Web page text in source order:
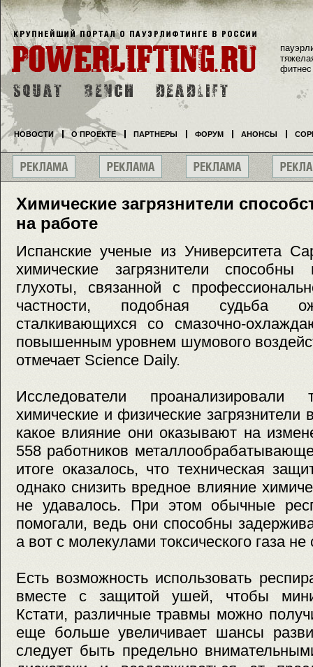
Химические загрязнители
на работе
Испанские ученые из Университета
химические загрязнители
глухоты, связанной с
частности, подобная судьба
сталкивающихся со смазочно-
повышенным уровнем шумового
отмечает Science Daily.
Исследователи
химические и физические загрязнители
какое влияние они оказывают на
558 работников
итоге оказалось, что техническая
однако снизить вредное влияние
не удавалось. При этом обычные
помогали, ведь они способны
а вот с молекулами токсического газа
Есть возможность использовать
вместе с защитой ушей, чтобы
Кстати, различные травмы можно
еще больше увеличивает шансы
следует быть предельно
фитнес
НОВОСТИ О ПРОЕКТЕ ПАРТНЕРЫ ФОРУМ АНОНСЫ